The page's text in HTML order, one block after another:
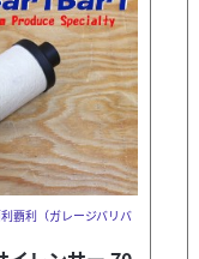
覇利（ガレージバリバ